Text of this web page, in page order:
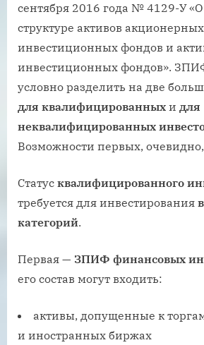
сентября 2016 года № 4129-У «О
структуре активов акционерных
инвестиционных фондов и
инвестиционных фондов».
условно разделить на две
для квалифицированных и для
неквалифицированных
Возможности первых,
Статус квалифицированного
требуется для инвестирования
категорий.
Первая — ЗПИФ финансовых
его состав могут входить:
активы, допущенные к
и иностранных биржах